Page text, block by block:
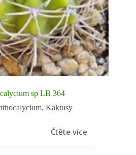
sp LB 364
,Kaktusy
Čtěte více